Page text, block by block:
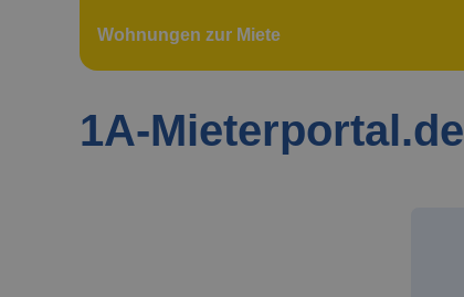
Wohnungen zur Miete
1A-Mieterportal.de